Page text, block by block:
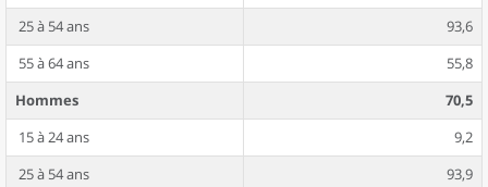
25 à 54 ans
93,6
55 à 64 ans
55,8
Hommes
70,5
15 à 24 ans
9,2
25 à 54 ans
93,9